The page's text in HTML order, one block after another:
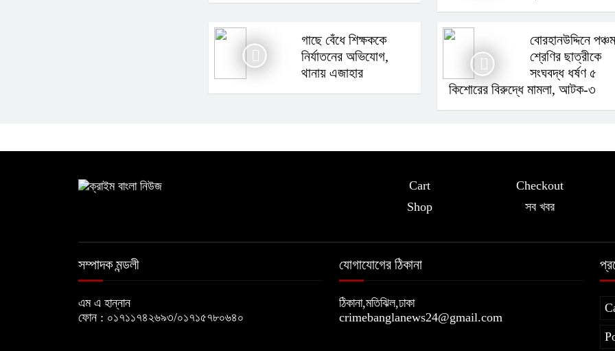
গাছে বেঁধে শিক্ষককে
নির্যাতনের অভিযোগ,
থানায় এজাহার
বোরহানউদ্দিনে পঞ্চম
শ্রেণির ছাত্রীকে
সংঘবদ্ধ ধর্ষণ ৫
কিশোরের বিরুদ্ধে মামলা, আটক-৩
Cart Checkout
Shop
সব খবর
সম্পাদক মন্ডলী
এম এ হান্নান
ফোন : ০১৭১১৭৪২৬৯৩/০১৭১৫৭৮০৬৪০
যোগাযোগের ঠিকানা
ঠিকানা,মতিঝিল,ঢাকা
crimebanglanews24@gmail.com